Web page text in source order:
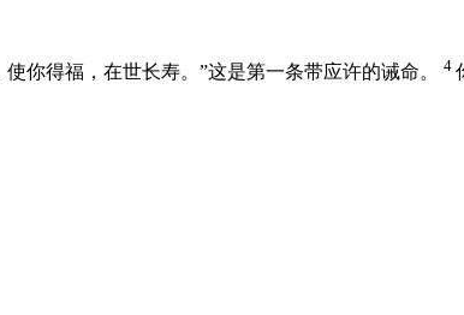
使你得福，在世长寿。”这是第一条带应许的诫命。 4